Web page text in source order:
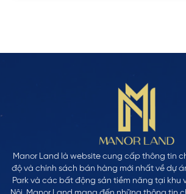
Manor Land là website cung cấp thông tin
độ và chính sách bán hàng mới nhất về dự
Park và các bất động sản tiềm năng tại khu